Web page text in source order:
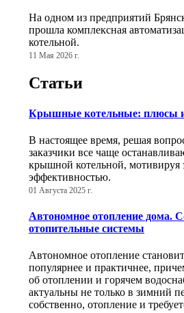
На одном из предприятий
прошла комплексная
котельной.
11 Мая 2026 г.
Статьи
Крышные котельные: плюсы
В настоящее время, решая
заказчики все чаще
крышной котельной, мотивируя
эффективностью.
01 Августа 2025 г.
Автономное отопление дома.
отопительные системы
Автономное отопление
популярнее и практичнее,
об отоплении и горячем
актуальны не только в зимний
собственно, отопление и